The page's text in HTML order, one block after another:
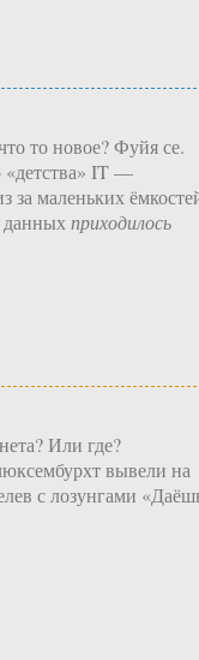
то новое? Фуйя се.
«детства» IT —
за маленьких
данныхприходилось
Или где?
вывели на
с лозунгами